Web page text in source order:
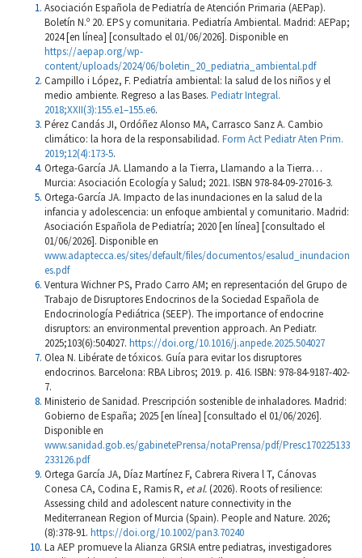
Asociación Española de Pediatría de Atención Primaria (AEPap).
Boletín N.º 20. EPS y comunitaria. Pediatría Ambiental. Madrid: AEPap;
2024 [en línea] [consultado el 01/06/2026]. Disponible en
https://aepap.org/wp-
content/uploads/2024/06/boletin_20_pediatria_ambiental.pdf
Campillo i López, F. Pediatría ambiental: la salud de los niños y el
medio ambiente. Regreso a las Bases. Pediatr Integral.
2018;XXII(3):155.e1–155.e6.
Pérez Candás JI, Ordóñez Alonso MA, Carrasco Sanz A. Cambio
climático: la hora de la responsabilidad. Form Act Pediatr Aten Prim.
2019;12(4):173-5.
Ortega-García JA. Llamando a la Tierra, Llamando a la Tierra…
Murcia: Asociación Ecología y Salud; 2021. ISBN 978-84-09-27016-3.
Ortega-García JA. Impacto de las inundaciones en la salud de la
infancia y adolescencia: un enfoque ambiental y comunitario. Madrid:
Asociación Española de Pediatría; 2020 [en línea] [consultado el
01/06/2026]. Disponible en
www.adaptecca.es/sites/default/files/documentos/esalud_inundacion
es.pdf
Ventura Wichner PS, Prado Carro AM; en representación del Grupo de
Trabajo de Disruptores Endocrinos de la Sociedad Española de
Endocrinología Pediátrica (SEEP). The importance of endocrine
disruptors: an environmental prevention approach. An Pediatr.
2025;103(6):504027. https://doi.org/10.1016/j.anpede.2025.504027
Olea N. Libérate de tóxicos. Guía para evitar los disruptores
endocrinos. Barcelona: RBA Libros; 2019. p. 416. ISBN: 978-84-9187-402-
7.
Ministerio de Sanidad. Prescripción sostenible de inhaladores. Madrid:
Gobierno de España; 2025 [en línea] [consultado el 01/06/2026].
Disponible en
www.sanidad.gob.es/gabinetePrensa/notaPrensa/pdf/Presc170225133
233126.pdf
Ortega García JA, Díaz Martínez F, Cabrera Rivera l T, Cánovas
Conesa CA, Codina E, Ramis R, et al.(2026). Roots of resilience:
Assessing child and adolescent nature connectivity in the
Mediterranean Region of Murcia (Spain). People and Nature. 2026;
(8):378-91. https://doi.org/10.1002/pan3.70240
La AEP promueve la Alianza GRSIA entre pediatras, investigadores